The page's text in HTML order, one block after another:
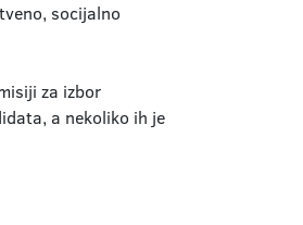
socijalno
za izbor
a nekoliko ih je